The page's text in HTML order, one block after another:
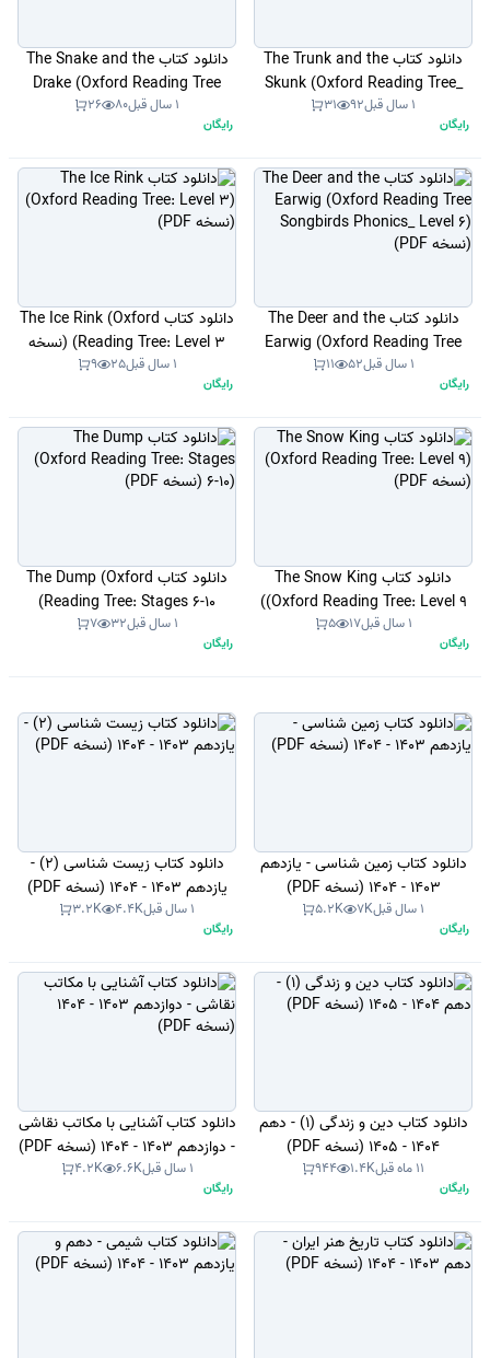
دانلود کتاب The Trunk and the
Skunk (Oxford Reading Tree_
1 سال قبل 92
31
رایگان
دانلود کتاب The Snake and the
Drake (Oxford Reading Tree
1 سال قبل 80
26
رایگان
دانلود کتاب The Deer and the
Earwig (Oxford Reading Tree
1 سال قبل 52
11
رایگان
دانلود کتاب The Ice Rink (Oxford
Reading Tree: Level 3) (نسخه
PDF)
1 سال قبل 25
9
رایگان
دانلود کتاب The Snow King
(Oxford Reading Tree: Level 9)
(نسخه PDF) 1 سال قبل 17
5
رایگان
دانلود کتاب The Dump (Oxford
Reading Tree: Stages 6-10)
(نسخه PDF) 1 سال قبل 32
7
رایگان
دانلود کتاب زمین شناسی - یازدهم
1403 - 1404 (نسخه PDF)
1 سال قبل 7K
5.2K
رایگان
دانلود کتاب زیست شناسی (2) -
یازدهم 1403 - 1404 (نسخه PDF)
1 سال قبل 4.4K
3.2K
رایگان
دانلود کتاب دین و زندگی (1) - دهم
1404 - 1405 (نسخه PDF)
11 ماه قبل 1.4K
944
رایگان
دانلود کتاب آشنایی با مکاتب نقاشی
- دوازدهم 1403 - 1404 (نسخه PDF)
1 سال قبل 6.6K
4.2K
رایگان